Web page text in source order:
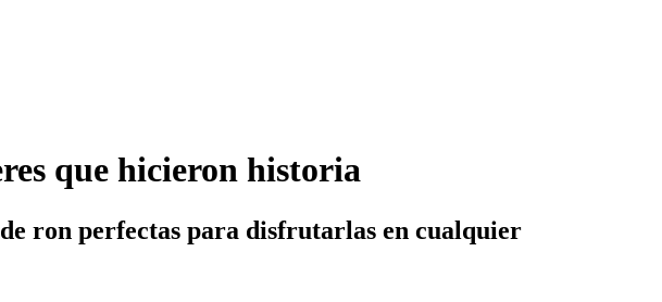
que hicieron historia
ron perfectas para disfrutarlas en cualquier